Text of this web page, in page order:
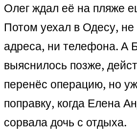
Олег ждал её на пляже
Потом уехал в Одесу, не
адреса, ни телефона. А
выяснилось позже,
перенёс операцию, но
поправку, когда Елена
сорвала дочь с отдыха.